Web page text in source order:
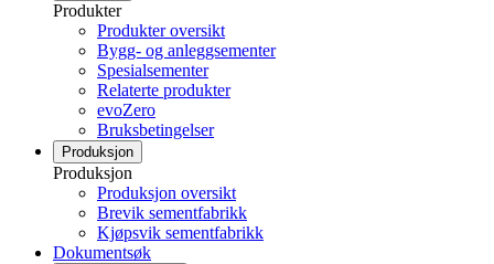
Produkter
Produkter oversikt
Bygg- og anleggsementer
Spesialsementer
Relaterte produkter
evoZero
Bruksbetingelser
Produksjon
Produksjon
Produksjon oversikt
Brevik sementfabrikk
Kjøpsvik sementfabrikk
Dokumentsøk